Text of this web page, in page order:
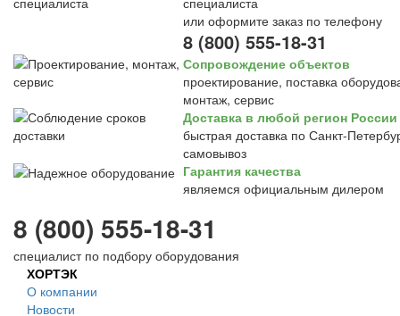
или оформите заказ по телефону
8 (800) 555-18-31
Сопровождение объектов
проектирование, поставка
монтаж, сервис
Доставка в любой регион России
быстрая доставка по Санкт-
самовывоз
Гарантия качества
являемся официальным дилером
8 (800) 555-18-31
специалист по подбору оборудования
ХОРТЭК
О компании
Новости